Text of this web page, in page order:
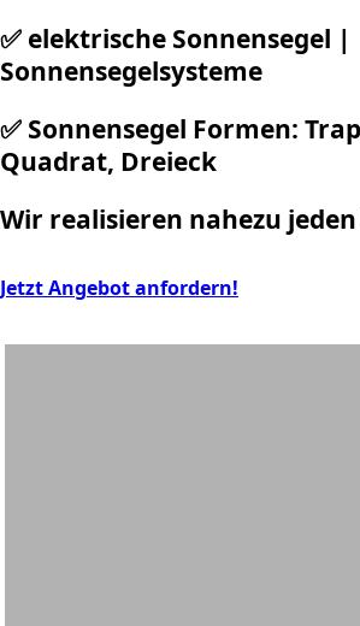
✅ elektrische Sonnensegel |
Sonnensegelsysteme
✅ Sonnensegel Formen:
Quadrat, Dreieck
Wir realisieren nahezu
Jetzt Angebot anfordern!